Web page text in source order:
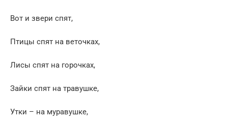
Вот и звери спят,
Птицы спят на веточках,
Лисы спят на горочках,
Зайки спят на травушке,
Утки – на муравушке,